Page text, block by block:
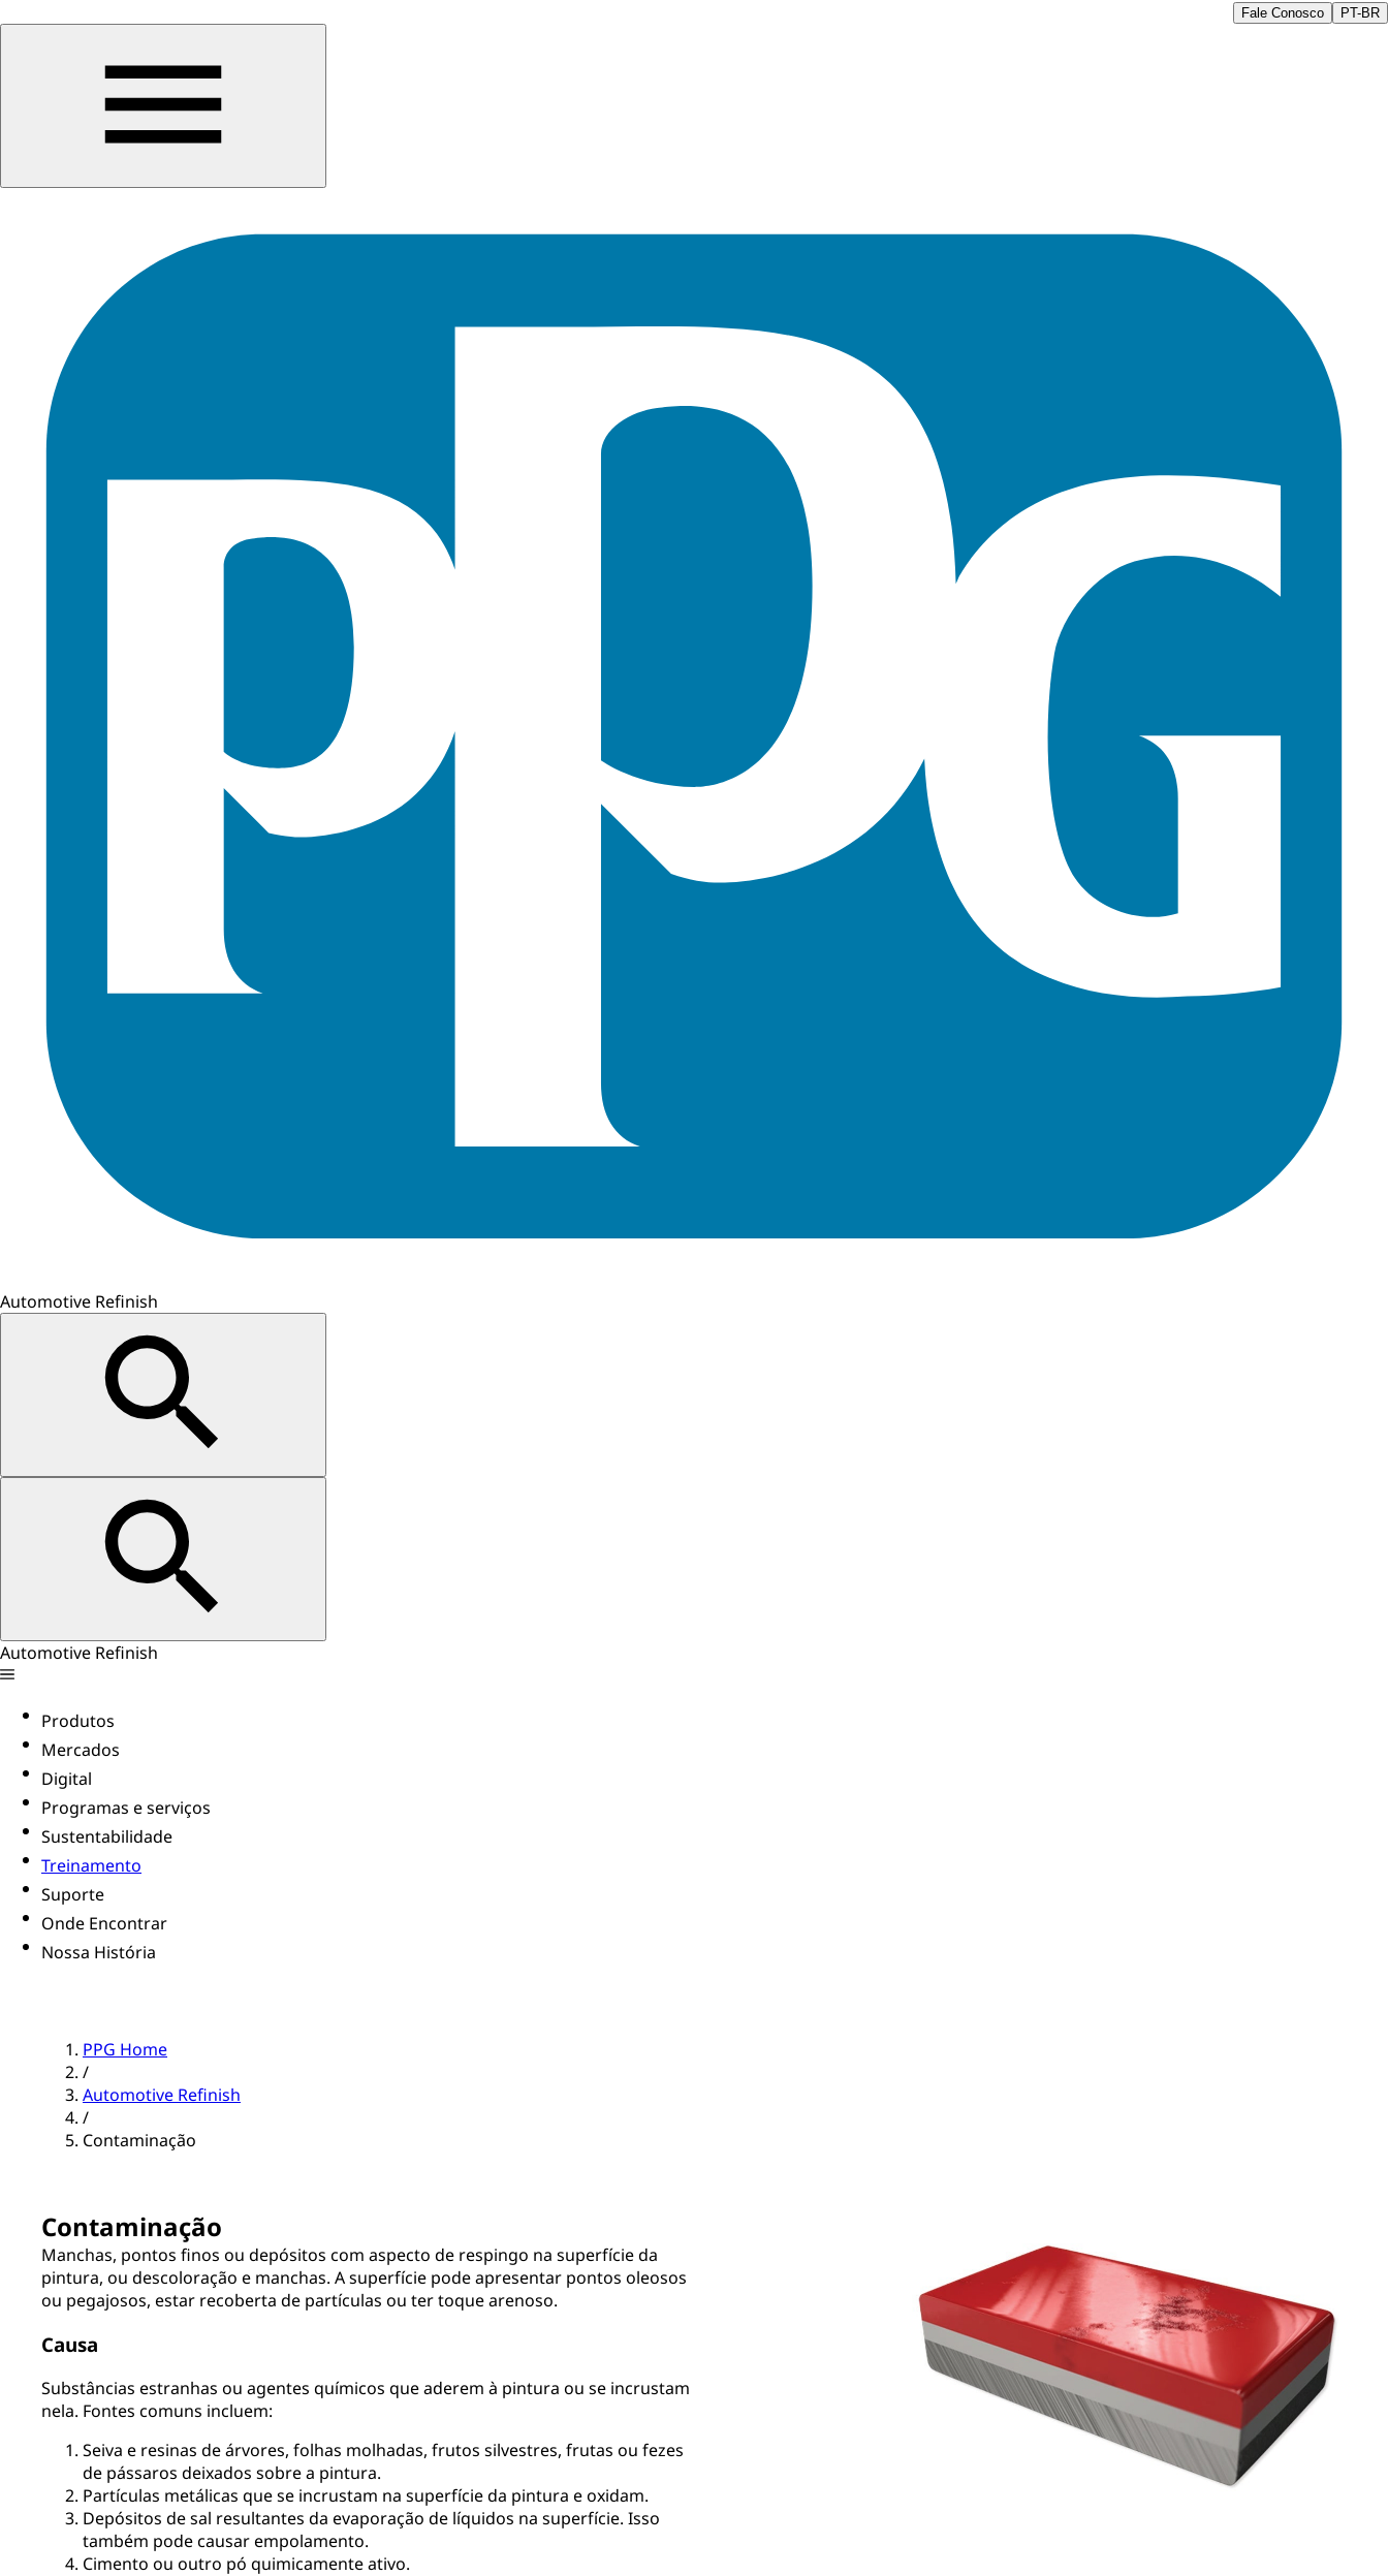
Fale Conosco PT-BR
Automotive Refinish
Automotive Refinish
Produtos
Mercados
Digital
Programas e serviços
Sustentabilidade
Treinamento
Suporte
Onde Encontrar
Nossa História
PPG Home
/
Automotive Refinish
/
Contaminação
Contaminação
Manchas, pontos finos ou depósitos com aspecto de respingo na superfície da
pintura, ou descoloração e manchas. A superfície pode apresentar pontos oleosos
ou pegajosos, estar recoberta de partículas ou ter toque arenoso.
Causa
Substâncias estranhas ou agentes químicos que aderem à pintura ou se incrustam
nela. Fontes comuns incluem:
Seiva e resinas de árvores, folhas molhadas, frutos silvestres, frutas ou fezes
de pássaros deixados sobre a pintura.
Partículas metálicas que se incrustam na superfície da pintura e oxidam.
Depósitos de sal resultantes da evaporação de líquidos na superfície. Isso
também pode causar empolamento.
Cimento ou outro pó quimicamente ativo.